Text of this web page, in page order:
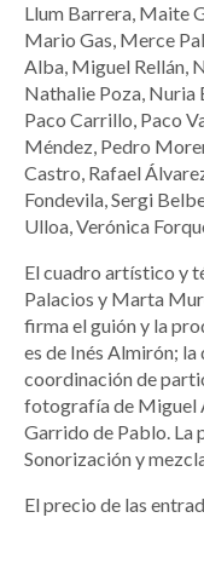
Llum Barrera, Maite
Mario Gas, Merce
Alba, Miguel Rellán,
Nathalie Poza, Nuria
Paco Carrillo, Paco
Méndez, Pedro
Castro, Rafael
Fondevila, Sergi
Ulloa, Verónica
El cuadro artístico y
Palacios y Marta
firma el guión y la
es de Inés Almirón;
coordinación de
fotografía de Miguel
Garrido de Pablo. La
Sonorización y
El precio de las